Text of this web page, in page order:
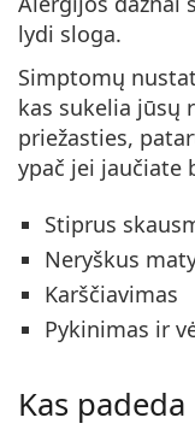
lydi sloga.
Simptomų
kas sukelia jūsų
priežasties,
ypač jei jaučiate
Stiprus
Neryškus
Karščiavimas
Pykinimas ir
Kas